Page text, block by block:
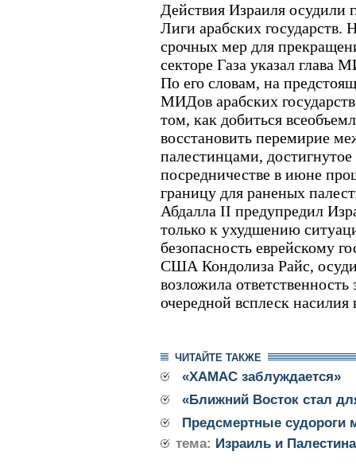
Действия Израиля
Лиги арабских государств.
срочных мер для
секторе Газа указал глава
По его словам, на
МИДов арабских
том, как добиться
восстановить перемирие
палестинцами,
посредничестве в июне
границу для раненых
Абдалла II предупредил
только к ухудшению
безопасность еврейскому
США Кондолиза Райс,
возложила
очередной всплеск
ЧИТАЙТЕ ТАКЖЕ
«ХАМАС заблуждается»
«Ближний Восток стал
Предсмертные судороги
тема: Израиль и Палестина